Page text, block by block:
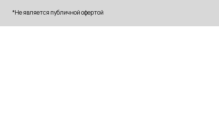
*Не является публичной офертой